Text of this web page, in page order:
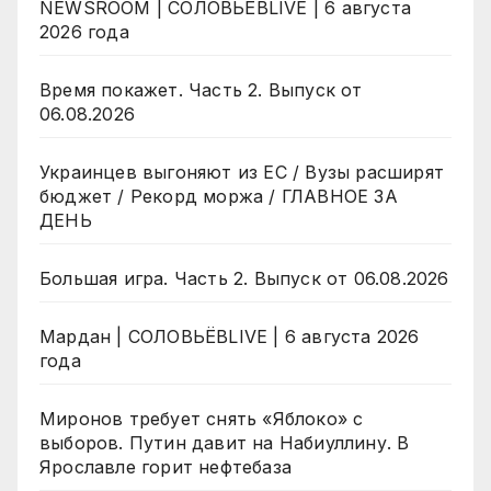
NEWSROOM | СОЛОВЬЁВLIVE | 6 августа
2026 года
Время покажет. Часть 2. Выпуск от
06.08.2026
Украинцев выгоняют из ЕС / Вузы расширят
бюджет / Рекорд моржа / ГЛАВНОЕ ЗА
ДЕНЬ
Большая игра. Часть 2. Выпуск от 06.08.2026
Мардан | СОЛОВЬЁВLIVE | 6 августа 2026
года
Миронов требует снять «Яблоко» с
выборов. Путин давит на Набиуллину. В
Ярославле горит нефтебаза